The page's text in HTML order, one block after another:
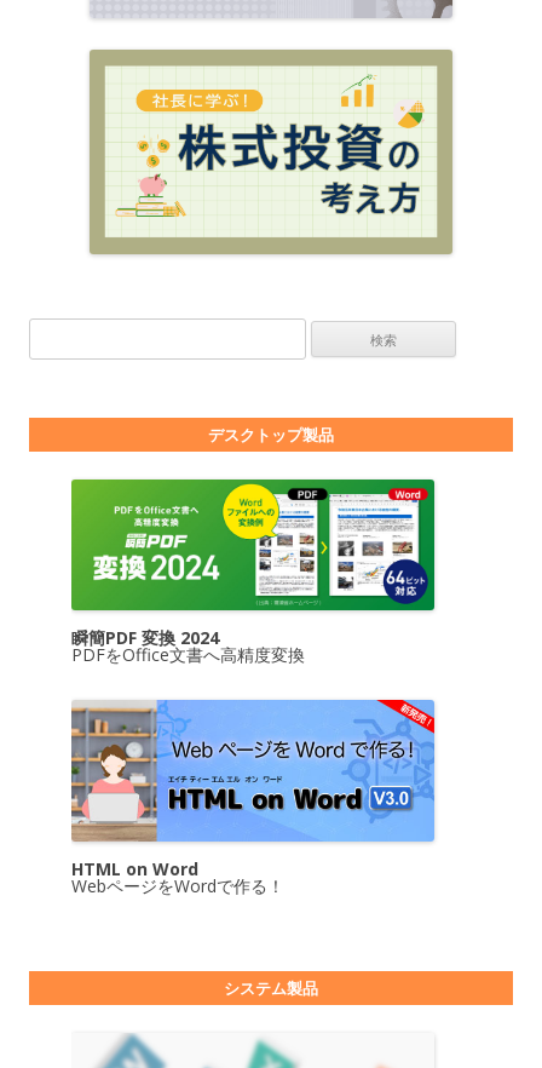
デスクトップ製品
瞬簡PDF 変換 2024
PDFをOffice文書へ高精度変換
HTML on Word
WebページをWordで作る！
システム製品